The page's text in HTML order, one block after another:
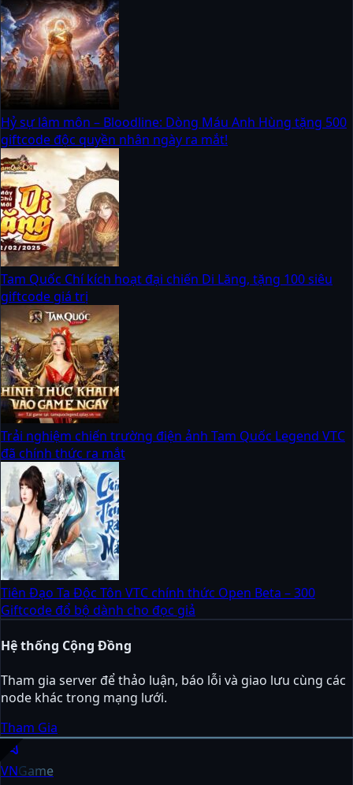
Hỷ sự lâm môn – Bloodline: Dòng Máu Anh Hùng tặng 500
giftcode độc quyền nhân ngày ra mắt!
Tam Quốc Chí kích hoạt đại chiến Di Lăng, tặng 100 siêu
giftcode giá trị
Trải nghiệm chiến trường điện ảnh Tam Quốc Legend VTC
đã chính thức ra mắt
Tiên Đạo Ta Độc Tôn VTC chính thức Open Beta – 300
Giftcode đổ bộ dành cho đọc giả
Hệ thống Cộng Đồng
Tham gia server để thảo luận, báo lỗi và giao lưu cùng các
node khác trong mạng lưới.
Tham Gia
sports_esports
VNGame